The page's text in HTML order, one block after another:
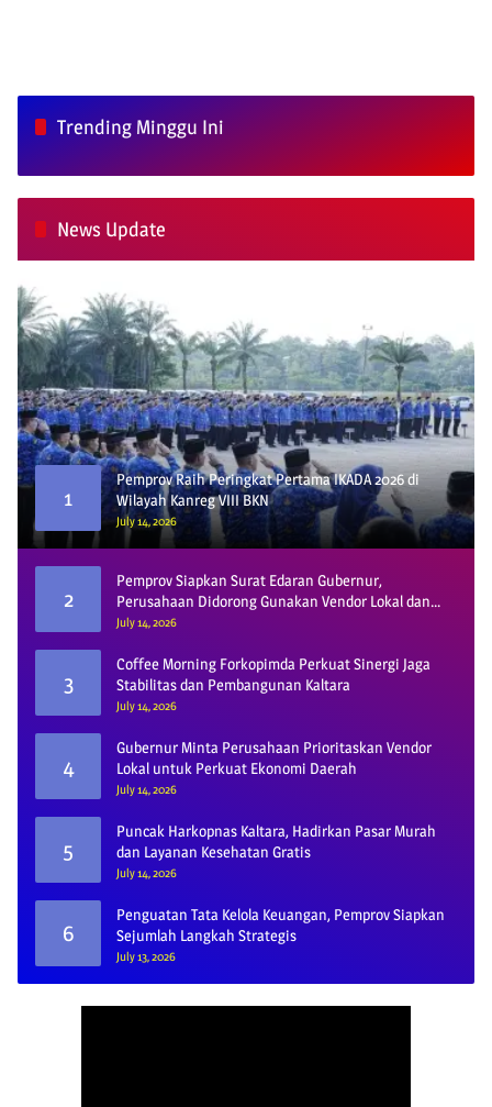
Trending Minggu Ini
News Update
1
Pemprov Raih Peringkat Pertama IKADA 2026 di
Wilayah Kanreg VIII BKN
July 14, 2026
2
Pemprov Siapkan Surat Edaran Gubernur,
Perusahaan Didorong Gunakan Vendor Lokal dan
Pelat KU
July 14, 2026
3
Coffee Morning Forkopimda Perkuat Sinergi Jaga
Stabilitas dan Pembangunan Kaltara
July 14, 2026
4
Gubernur Minta Perusahaan Prioritaskan Vendor
Lokal untuk Perkuat Ekonomi Daerah
July 14, 2026
5
Puncak Harkopnas Kaltara, Hadirkan Pasar Murah
dan Layanan Kesehatan Gratis
July 14, 2026
6
Penguatan Tata Kelola Keuangan, Pemprov Siapkan
Sejumlah Langkah Strategis
July 13, 2026